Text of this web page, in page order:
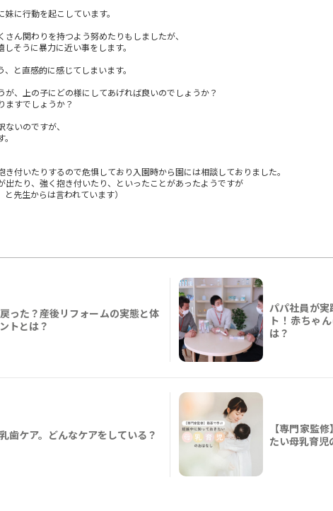
に行動を起こしています。
ん関わりを持つよう努めたりもしましたが、
そうに暴力に近い事をします。
と直感的に感じてしまいます。
、上の子にどの様にしてあげれば良いのでしょうか？
ますでしょうか？
いのですが、
き付いたりするので危惧しており入園時から園には相談しておりました。
出たり、強く抱き付いたり、といったことがあったようですが
先生からは言われています）
った？産後リフォームの実態と体
トとは？
パパ社員が
ト！赤ちゃ
は？
歯ケア。どんなケアをしている？
【専門家監
たい母乳育児